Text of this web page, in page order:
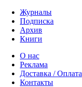
Журналы
Подписка
Архив
Книги
О нас
Реклама
Доставка / Оплата
Контакты